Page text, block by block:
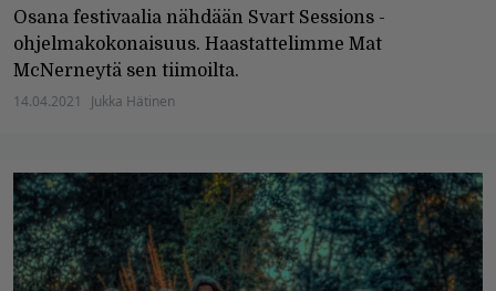
Osana festivaalia nähdään Svart Sessions -
ohjelmakokonaisuus. Haastattelimme Mat
McNerneytä sen tiimoilta.
14.04.2021 Jukka Hätinen